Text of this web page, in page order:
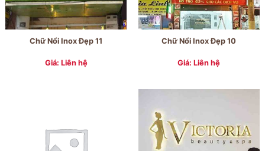
Chữ Nổi Inox Đẹp 11
Giá: Liên hệ
Chữ Nổi Inox Đẹp 10
Giá: Liên hệ